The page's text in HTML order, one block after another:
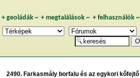
+ geoládák~ +megtalálások ~ + felhasználók~
2490. Farkasmály borfalu és az egykori kőfejtő